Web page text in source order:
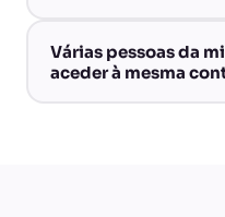
Várias pessoas da
aceder à mesma